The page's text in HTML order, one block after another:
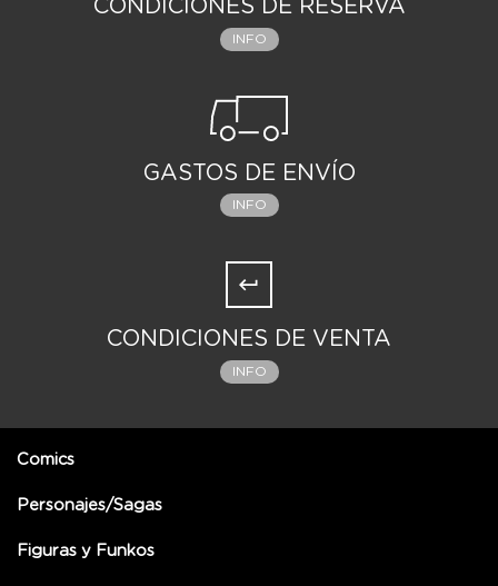
CONDICIONES DE RESERVA
INFO
GASTOS DE ENVÍO
INFO
CONDICIONES DE VENTA
INFO
Comics
Personajes/Sagas
Figuras y Funkos